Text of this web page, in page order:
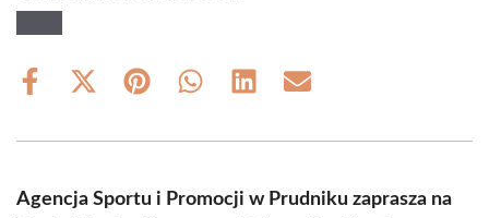
Share
Share
(Twitter)
Share Share Share Share
Agencja Sportu i Promocji w Prudniku zaprasza na